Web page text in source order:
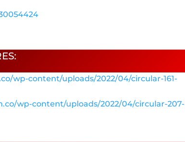
wp-content/uploads/2022/04/circular-161-
wp-content/uploads/2022/04/circular-207-